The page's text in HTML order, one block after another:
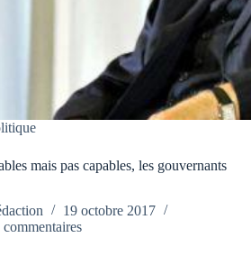
mais pas capables, les gouvernants
19 octobre 2017
commentaires